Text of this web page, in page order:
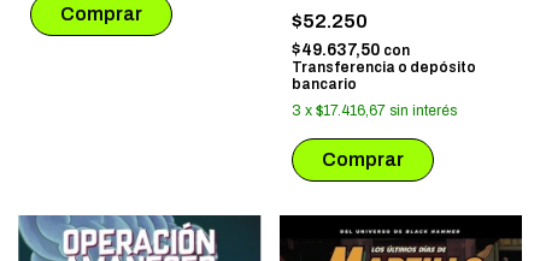
PEQUEÑO ANDRÓMEDA
$52.250
$49.637,50 con
Transferencia o depósito
bancario
3 x $17.416,67 sin interés